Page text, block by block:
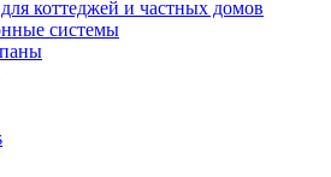
коттеджей и частных домов
системы